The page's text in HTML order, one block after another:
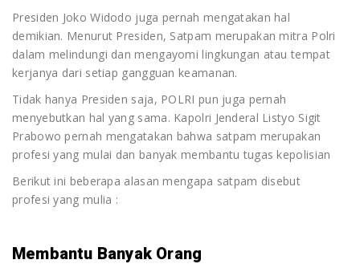
Presiden Joko Widodo juga pernah mengatakan hal
demikian. Menurut Presiden, Satpam merupakan mitra Polri
dalam melindungi dan mengayomi lingkungan atau tempat
kerjanya dari setiap gangguan keamanan.
Tidak hanya Presiden saja, POLRI pun juga pernah
menyebutkan hal yang sama. Kapolri Jenderal Listyo Sigit
Prabowo pernah mengatakan bahwa satpam merupakan
profesi yang mulai dan banyak membantu tugas kepolisian
Berikut ini beberapa alasan mengapa satpam disebut
profesi yang mulia :
Membantu Banyak Orang